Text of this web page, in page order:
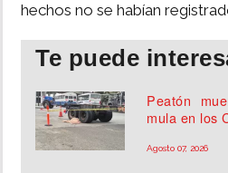
hechos no se habían
Te puede
Peatón
mula en los
Agosto 07, 2026